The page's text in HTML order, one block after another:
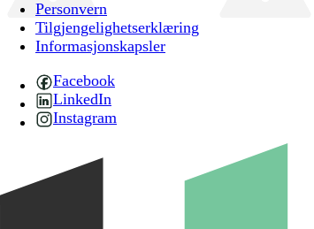
Personvern
Tilgjengelighetserklæring
Informasjonskapsler
Facebook
LinkedIn
Instagram